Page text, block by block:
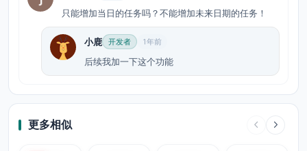
只能增加当日的任务吗？不能增加未来日期的任务！
小鹿 开发者 1年前
后续我加一下这个功能
更多相似